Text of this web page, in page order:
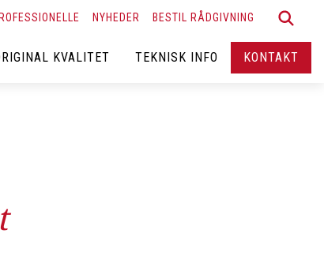
KVALITET TEKNISK INFO KONTAKT
NYHEDER BESTIL RÅDGIVNING